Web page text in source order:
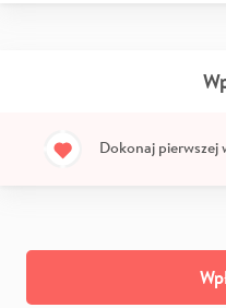
Dokonaj pierwszej